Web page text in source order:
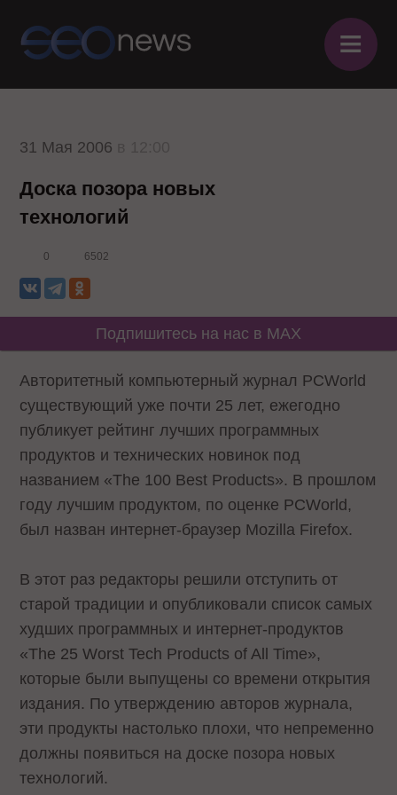
≡
31 Мая 2006
Доска позора новых
технологий
0 6502
Подпишитесь на нас в MAX
Авторитетный компьютерный журнал PCWorld
существующий уже почти 25 лет, ежегодно
публикует рейтинг лучших программных
продуктов и технических новинок под
названием «The 100 Best Products». В прошлом
году лучшим продуктом, по оценке PCWorld,
был назван интернет-браузер Mozilla Firefox.
В этот раз редакторы решили отступить от
старой традиции и опубликовали список самых
худших программных и интернет-продуктов
«The 25 Worst Tech Products of All Time»,
которые были выпущены со времени открытия
издания. По утверждению авторов журнала,
эти продукты настолько плохи, что непременно
должны появиться на доске позора новых
технологий.